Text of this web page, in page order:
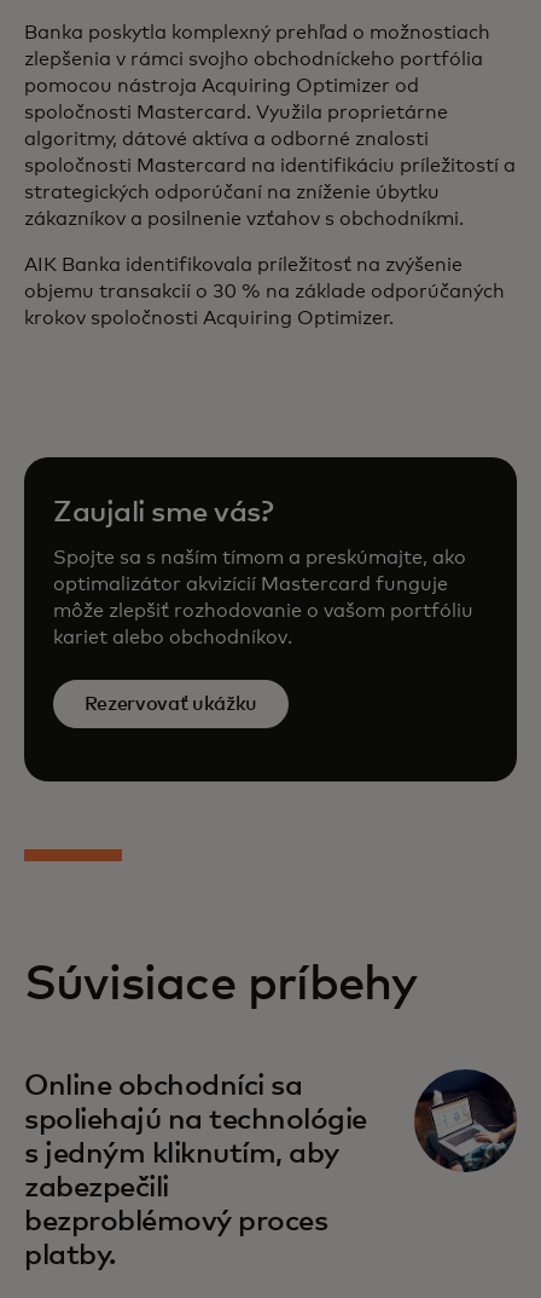
Banka poskytla komplexný prehľad o možnostiach
zlepšenia v rámci svojho obchodníckeho portfólia
pomocou nástroja Acquiring Optimizer od
spoločnosti Mastercard. Využila proprietárne
algoritmy, dátové aktíva a odborné znalosti
spoločnosti Mastercard na identifikáciu príležitostí a
strategických odporúčaní na zníženie úbytku
zákazníkov a posilnenie vzťahov s obchodníkmi.
AIK Banka identifikovala príležitosť na zvýšenie
objemu transakcií o 30 % na základe odporúčaných
krokov spoločnosti Acquiring Optimizer.
Zaujali sme vás?
Spojte sa s naším tímom a preskúmajte, ako
optimalizátor akvizícií Mastercard funguje
môže zlepšiť rozhodovanie o vašom portfóliu
kariet alebo obchodníkov.
Rezervovať ukážku
Súvisiace príbehy
Online obchodníci sa
spoliehajú na technológie
s jedným kliknutím, aby
zabezpečili
bezproblémový proces
platby.
opens in a new tab